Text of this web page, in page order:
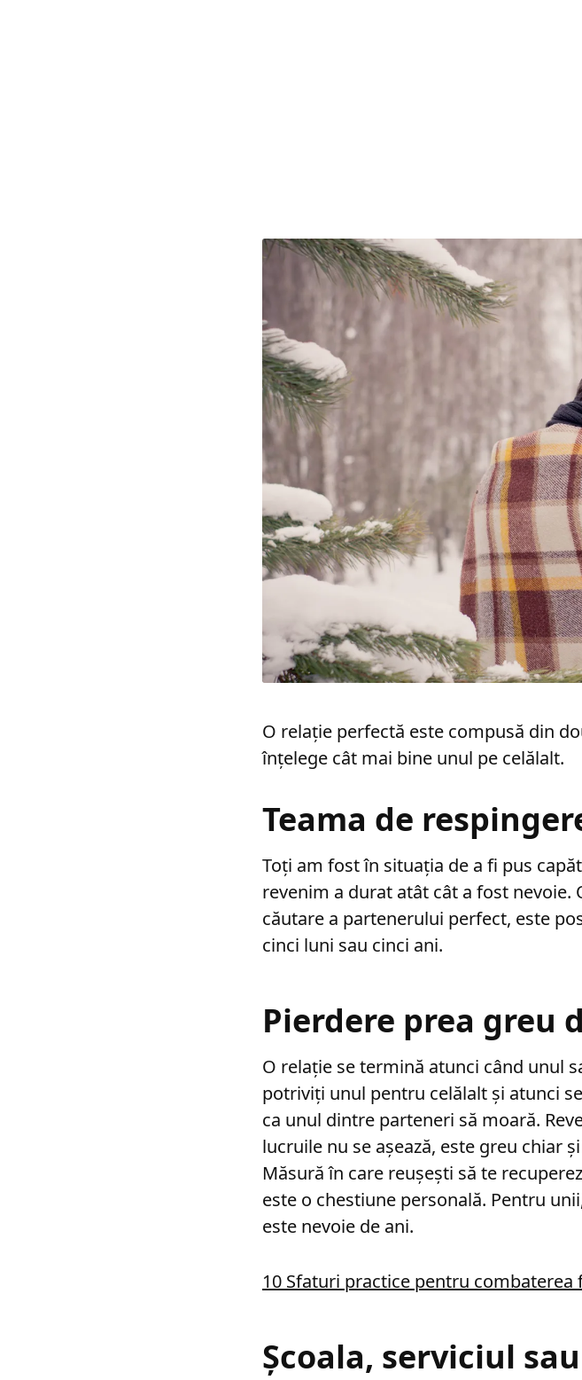
O relație perfectă este compusă din
înțelege cât mai bine unul pe celălalt.
Teama de
Toți am fost în situația de a fi pus
revenim a durat atât cât a fost
căutare a partenerului perfect, este
cinci luni sau cinci ani.
Pierdere prea greu
O relație se termină atunci când unul
potriviți unul pentru celălalt și atunci
ca unul dintre parteneri să moară.
lucruile nu se așează, este greu chiar
Măsură în care reușești să te
este o chestiune personală. Pentru
este nevoie de ani.
10 Sfaturi practice pentru
Școala, serviciul